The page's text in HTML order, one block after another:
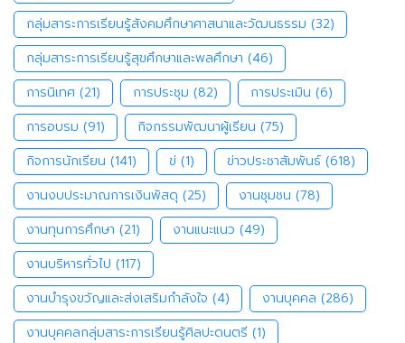
กลุ่มสาระการเรียนรู้สังคมศึกษาศาสนาและวัฒนธรรม (32)
กลุ่มสาระการเรียนรู้สุขศึกษาและพลศึกษา (46)
การนิเทศ (21) การประชุม (82) การประเมิน (6)
การอบรม (91) กิจกรรมพัฒนาผู้เรียน (75)
กิจการนักเรียน (141) ข่ (1) ข่าวประชาสัมพันธ์ (618)
งานงบประมาณการเงินพัสดุ (25) งานชุมชน (78)
งานทุนการศึกษา (21) งานแนะแนว (49)
งานบริหารทั่วไป (117)
งานบำรุงขวัญและส่งเสริมกำลังใจ (4) งานบุคคล (286)
งานบุคคลกลุ่มสาระการเรียนรู้ศิลปะดนตรี (1)